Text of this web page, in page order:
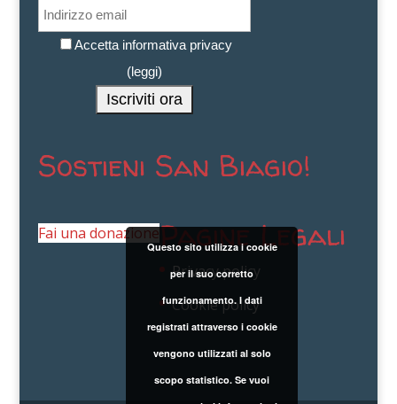
Accetta informativa privacy
(leggi)
Sostieni San Biagio!
Fai una donazionePagine Legali
Privacy policy
Cookie policy
Questo sito utilizza i cookie
per il suo corretto
funzionamento. I dati
registrati attraverso i cookie
vengono utilizzati al solo
scopo statistico. Se vuoi